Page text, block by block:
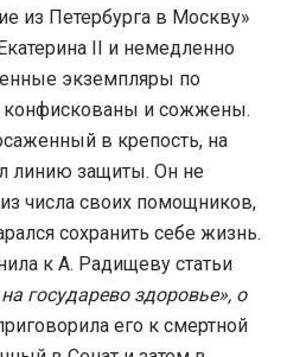
из Петербурга в Москву»
II и немедленно
экземпляры по
и сожжены.
в крепость, на
линию защиты. Он не
числа своих помощников,
сохранить себе жизнь.
к А. Радищеву статьи
государево здоровье», о
его к смертной